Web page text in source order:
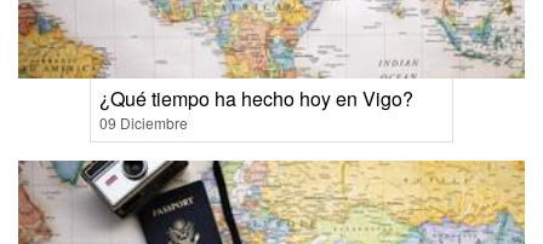
¿Qué tiempo ha hecho hoy en Vigo?
09 Diciembre